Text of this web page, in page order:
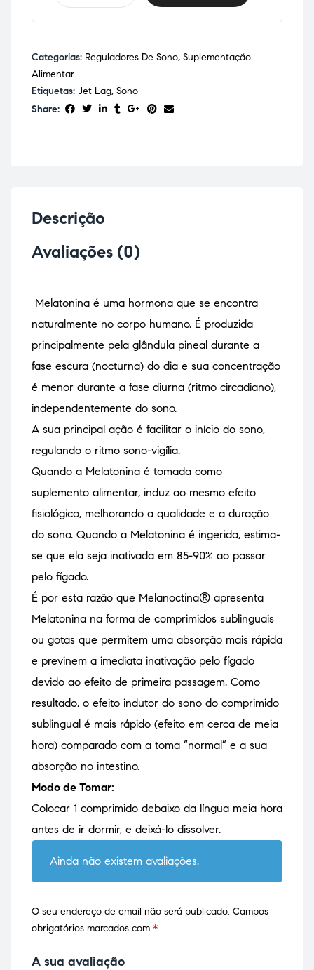
Categorias: Reguladores De Sono, Suplementação
Alimentar
Etiquetas: Jet Lag, Sono
Share:
Descrição
Avaliações (0)
Melatonina é uma hormona que se encontra
naturalmente no corpo humano. É produzida
principalmente pela glândula pineal durante a
fase escura (nocturna) do dia e sua concentração
é menor durante a fase diurna (ritmo circadiano),
independentemente do sono.
A sua principal ação é facilitar o início do sono,
regulando o ritmo sono-vigília.
Quando a Melatonina é tomada como
suplemento alimentar, induz ao mesmo efeito
fisiológico, melhorando a qualidade e a duração
do sono. Quando a Melatonina é ingerida, estima-
se que ela seja inativada em 85-90% ao passar
pelo fígado.
É por esta razão que Melanoctina® apresenta
Melatonina na forma de comprimidos sublinguais
ou gotas que permitem uma absorção mais rápida
e previnem a imediata inativação pelo fígado
devido ao efeito de primeira passagem. Como
resultado, o efeito indutor do sono do comprimido
sublingual é mais rápido (efeito em cerca de meia
hora) comparado com a toma “normal” e a sua
absorção no intestino.
Modo de Tomar:
Colocar 1 comprimido debaixo da língua meia hora
antes de ir dormir, e deixá-lo dissolver.
Ainda não existem avaliações.
O seu endereço de email não será publicado. Campos
obrigatórios marcados com *
A sua avaliação